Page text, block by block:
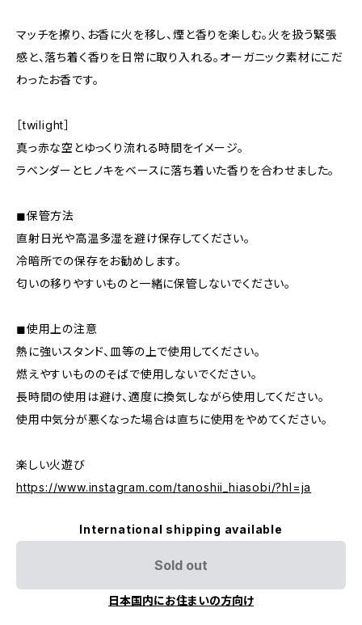
マッチを擦り、お香に火を移し、煙と香りを楽しむ。火を扱う緊張
感と、落ち着く香りを日常に取り入れる。オーガニック素材にこだ
わったお香です。
［twilight］
真っ赤な空とゆっくり流れる時間をイメージ。
ラベンダーとヒノキをベースに落ち着いた香りを合わせました。
◼︎保管方法
直射日光や高温多湿を避け保存してください。
冷暗所での保存をお勧めします。
匂いの移りやすいものと一緒に保管しないでください。
◼︎使用上の注意
熱に強いスタンド、皿等の上で使用してください。
燃えやすいもののそばで使用しないでください。
長時間の使用は避け、適度に換気しながら使用してください。
使用中気分が悪くなった場合は直ちに使用をやめてください。
楽しい火遊び
https://www.instagram.com/tanoshii_hiasobi/?hl=ja
International shipping available
Sold out
日本国内にお住まいの方向け